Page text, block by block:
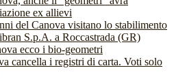
ex allievi
del Canova visitano lo stabilimento
S.p.A. a Roccastrada (GR)
ecco i bio-geometri
cancella i registri di carta. Voti solo